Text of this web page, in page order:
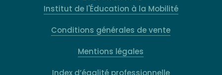
Institut de l'Éducation à la Mobilité
Conditions générales de vente
Mentions légales
Index d’égalité professionnelle